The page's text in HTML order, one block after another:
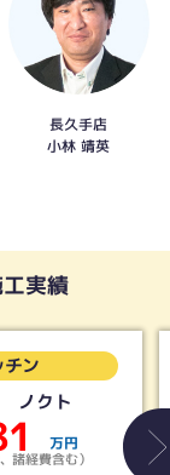
長久手店
小林 靖英
実績
チン
ノクト
万円
諸経費含む）